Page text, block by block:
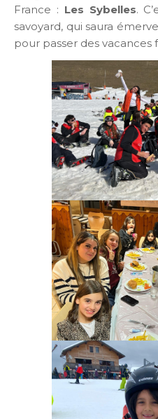
France : Les Sybelles.
savoyard, qui saura
pour passer des vacances